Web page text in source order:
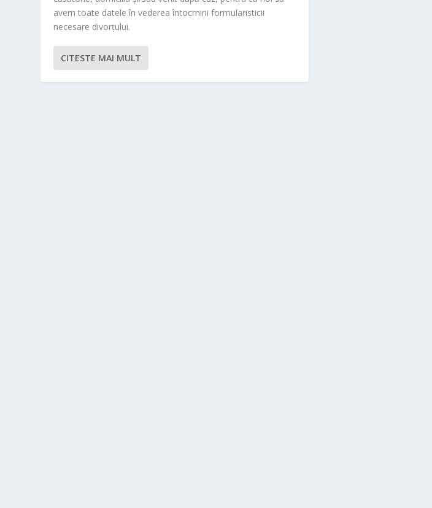
avem toate datele în vederea întocmirii formularisticii
necesare divorțului.
CITESTE MAI MULT